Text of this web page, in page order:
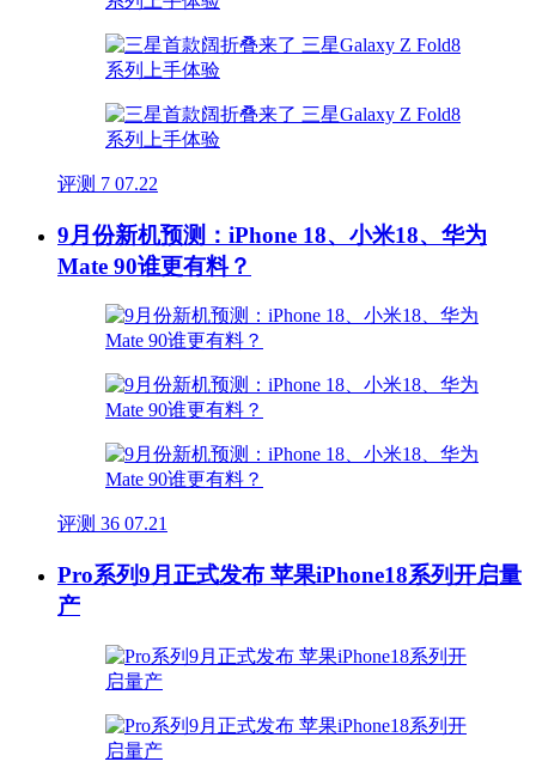
评测 7 07.22
9月份新机预测：iPhone 18、小米18、华为
Mate 90谁更有料？
评测 36 07.21
Pro系列9月正式发布 苹果iPhone18系列开启量
产